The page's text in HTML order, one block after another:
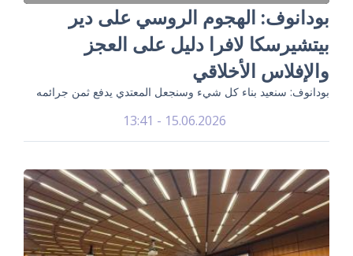
بودانوف: الهجوم الروسي على دير
بيتشيرسكا لافرا دليل على العجز
والإفلاس الأخلاقي
بودانوف: سنعيد بناء كل شيء وسنجعل المعتدي يدفع ثمن جرائمه
15.06.2026 - 13:41